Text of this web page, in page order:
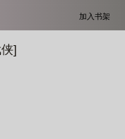
加入书架
]